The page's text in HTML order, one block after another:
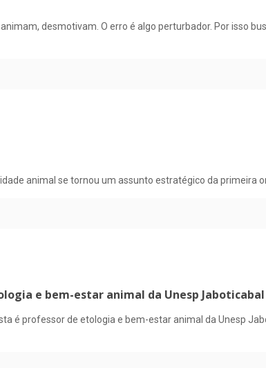
desmotivam. O erro é algo perturbador. Por isso
animal se tornou um assunto estratégico da primeira
e bem-estar animal da Unesp Jaboticabal
é professor de etologia e bem-estar animal da Unesp